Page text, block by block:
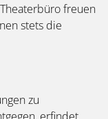
freuen
stets die
zu
erfindet